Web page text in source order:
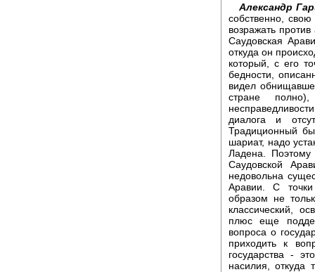
Александр
собственно,
возражать
Саудовская
откуда он
который, с его
бедности,
видел
стране
диалога и
Традиционный
шариат, надо
Ладена. Поэтому
Саудовской
недовольна
Аравии. С
образом не
классический,
плюс еще
вопроса о
приходить к
государства -
насилия, откуда